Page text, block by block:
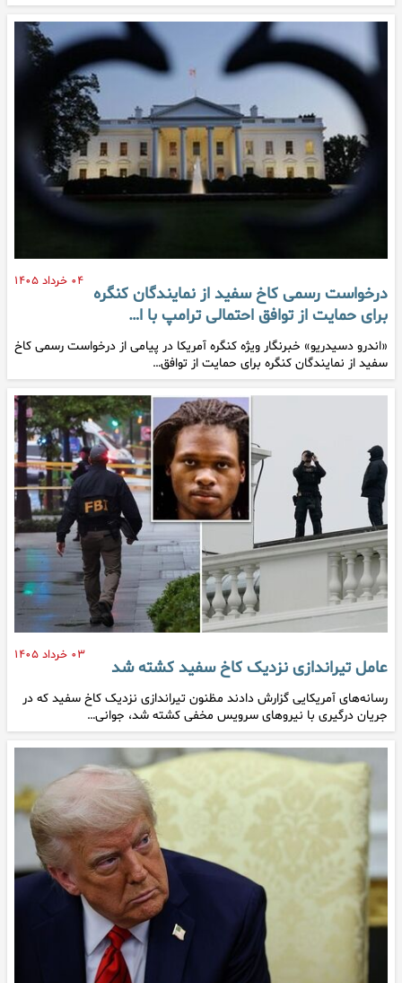
۰۴ خرداد ۱۴۰۵
درخواست رسمی کاخ سفید از نمایندگان کنگره
برای حمایت از توافق احتمالی ترامپ با ا…
«اندرو دسیدریو» خبرنگار ویژه کنگره آمریکا در پیامی از درخواست رسمی کاخ
سفید از نمایندگان کنگره برای حمایت از توافق…
۰۳ خرداد ۱۴۰۵
عامل تیراندازی نزدیک کاخ سفید کشته شد
رسانه‌های آمریکایی گزارش دادند مظنون تیراندازی نزدیک کاخ سفید که در
جریان درگیری با نیروهای سرویس مخفی کشته شد، جوانی…